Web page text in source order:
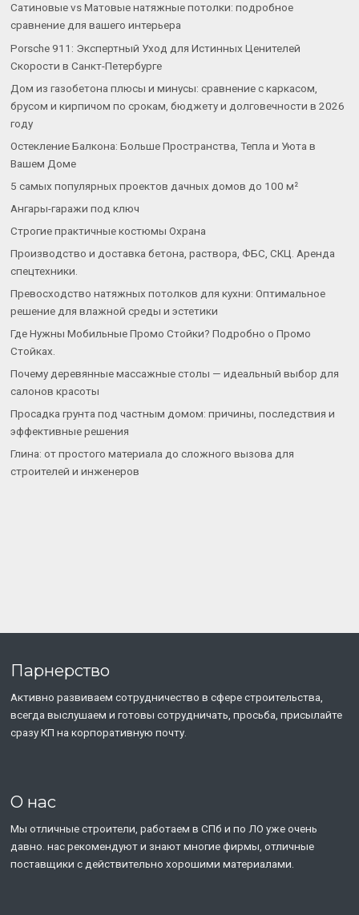
Сатиновые vs Матовые натяжные потолки: подробное
сравнение для вашего интерьера
Porsche 911: Экспертный Уход для Истинных Ценителей
Скорости в Санкт-Петербурге
Дом из газобетона плюсы и минусы: сравнение с каркасом,
брусом и кирпичом по срокам, бюджету и долговечности в 2026
году
Остекление Балкона: Больше Пространства, Тепла и Уюта в
Вашем Доме
5 самых популярных проектов дачных домов до 100 м²
Ангары-гаражи под ключ
Строгие практичные костюмы Охрана
Производство и доставка бетона, раствора, ФБС, СКЦ. Аренда
спецтехники.
Превосходство натяжных потолков для кухни: Оптимальное
решение для влажной среды и эстетики
Где Нужны Мобильные Промо Стойки? Подробно о Промо
Стойках.
Почему деревянные массажные столы — идеальный выбор для
салонов красоты
Просадка грунта под частным домом: причины, последствия и
эффективные решения
Глина: от простого материала до сложного вызова для
строителей и инженеров
Парнерство
Активно развиваем сотрудничество в сфере строительства,
всегда выслушаем и готовы сотрудничать, просьба, присылайте
сразу КП на корпоративную почту.
О нас
Мы отличные строители, работаем в СПб и по ЛО уже очень
давно. нас рекомендуют и знают многие фирмы, отличные
поставщики с действительно хорошими материалами.